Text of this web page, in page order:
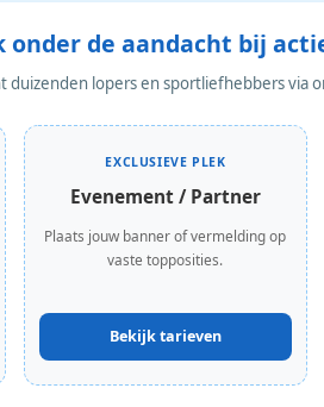
onder de aandacht bij
duizenden lopers en sportliefhebbers via
EXCLUSIEVE PLEK
Evenement / Partner
Plaats jouw banner of vermelding op
vaste topposities.
Bekijk tarieven